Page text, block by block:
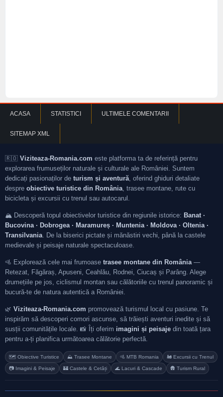
ACASA STATISTICI ULTIMELE COMENTARII
SITEMAP XML
🇷🇴 Viziteaza-Romania.com este platforma ta de referință pentru
explorarea frumuseților naturale și culturale ale României. Suntem
dedicați pasionaților de turism și aventură, oferind ghiduri detaliate
despre obiective turistice din România, trasee montane, rute cu
bicicleta și excursii cu trenul sau autocarul.
🏔️ Descoperă topul obiectivelor turistice din regiunile istorice: Banat ·
Bucovina · Dobrogea · Maramureș · Muntenia · Moldova · Oltenia ·
Transilvania. De la biserici pictate și mănăstiri vechi, până la castele
medievale și peisaje naturale spectaculoase.
🚵 Explorează cele mai frumoase trasee montane din România—
Retezat, Făgăraș, Apuseni, Ceahlău, Rodnei, Ciucaș și Parâng. Alege
drumețiile pe jos, ciclismul montan sau călătoriile cu trenul panoramic și
bucură-te de natura autentică a României.
🌿 Viziteaza-Romania.com promovează turismul local cu pasiune. Te
inspirăm să descoperi comori ascunse, să trăiești aventuri inedite și să
susții comunitățile locale. 📸 Îți oferim imagini și peisaje din toată țara
pentru a-ți planifica următoarea călătorie perfectă.
🗺️ Obiective Turistice ⛰️ Trasee Montane 🚵 MTB Romania 🚂 Excursii cu Trenul
📷 Imagini & Peisaje 🏰 Castele & Cetăți 🌊 Lacuri & Cascade 🛖 Turism Rural